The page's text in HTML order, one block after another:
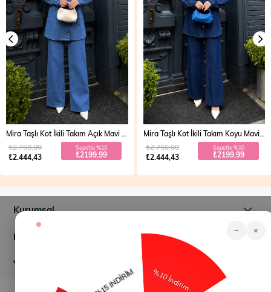
₺2.444,43
₺2.750,00 Sepette %10
₺2199,99
Mira Taşlı Kot İkili Takım Koyu Mavi 19286
₺2.444,43
₺2.750,00 Sepette %10
₺2199,99
Kurumsal
Müşteri İlişkileri
Yardım
− ×